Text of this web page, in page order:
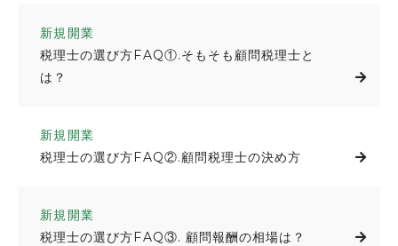
新規開業
税理士の選び方FAQ①.そもそも顧問税理士と
は？
新規開業
税理士の選び方FAQ②.顧問税理士の決め方
新規開業
税理士の選び方FAQ③. 顧問報酬の相場は？